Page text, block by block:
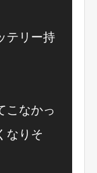
テリー持
こなかっ
なりそ